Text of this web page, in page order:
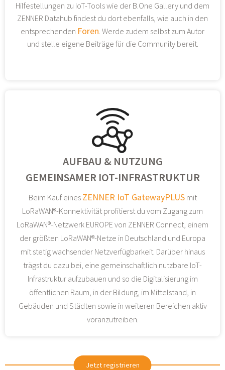
Hilfestellungen zu IoT-Tools wie der B.One Gallery und dem
ZENNER Datahub findest du dort ebenfalls, wie auch in den
entsprechenden Foren. Werde zudem selbst zum Autor
und stelle eigene Beiträge für die Community bereit.
AUFBAU & NUTZUNG
GEMEINSAMER IOT-INFRASTRUKTUR
Beim Kauf eines ZENNER IoT GatewayPLUSmit
LoRaWAN®-Konnektivität profitierst du vom Zugang zum
LoRaWAN®-Netzwerk EUROPE von ZENNER Connect, einem
der größten LoRaWAN®-Netze in Deutschland und Europa
mit stetig wachsender Netzverfügbarkeit. Darüber hinaus
trägst du dazu bei, eine gemeinschaftlich nutzbare IoT-
Infrastruktur aufzubauen und so die Digitalisierung im
öffentlichen Raum, in der Bildung, im Mittelstand, in
Gebäuden und Städten sowie in weiteren Bereichen aktiv
voranzutreiben.
Jetzt registrieren